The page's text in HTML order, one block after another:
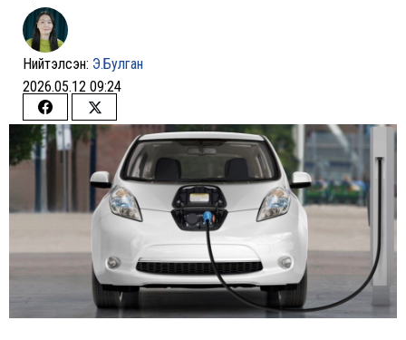
Нийтэлсэн: Э.Булган
2026.05.12 09:24
Share
on
Facebook
Share
Twitter